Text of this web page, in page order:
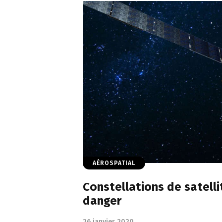
AÉROSPATIAL
Constellations de
danger